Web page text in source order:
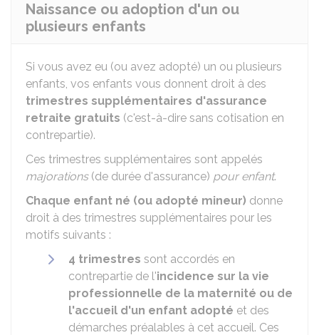
Naissance ou adoption d'un ou
plusieurs enfants
Si vous avez eu (ou avez adopté) un ou plusieurs
enfants, vos enfants vous donnent droit à des
trimestres supplémentaires d'assurance
retraite gratuits (c'est-à-dire sans cotisation en
contrepartie).
Ces trimestres supplémentaires sont appelés
majorations(de durée d'assurance) pour enfant.
Chaque enfant né (ou adopté mineur) donne
droit à des trimestres supplémentaires pour les
motifs suivants :
4 trimestres sont accordés en
contrepartie de l'incidence sur la vie
professionnelle de la maternité ou de
l'accueil d'un enfant adopté et des
démarches préalables à cet accueil. Ces